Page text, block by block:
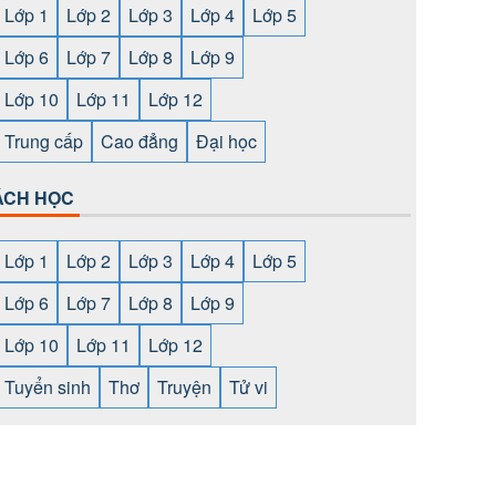
Lớp 1 Lớp 2 Lớp 3 Lớp 4
Lớp 5
Lớp 6
Lớp 7 Lớp 8
Lớp 9
Lớp 10
Lớp 11
Lớp 12
Trung cấp
Cao đẳng Đại học
HỌC
Lớp 1 Lớp 2 Lớp 3 Lớp 4
Lớp 5
Lớp 6
Lớp 7 Lớp 8
Lớp 9
Lớp 10
Lớp 11
Lớp 12
Tuyển sinh
Thơ Truyện Tử vi